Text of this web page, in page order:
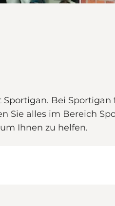
Bei Sportigan
Sie alles im Bereich
Ihnen zu helfen.